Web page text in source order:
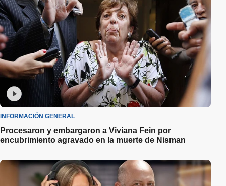
INFORMACIÓN GENERAL
Procesaron y embargaron a Viviana Fein por
encubrimiento agravado en la muerte de Nisman